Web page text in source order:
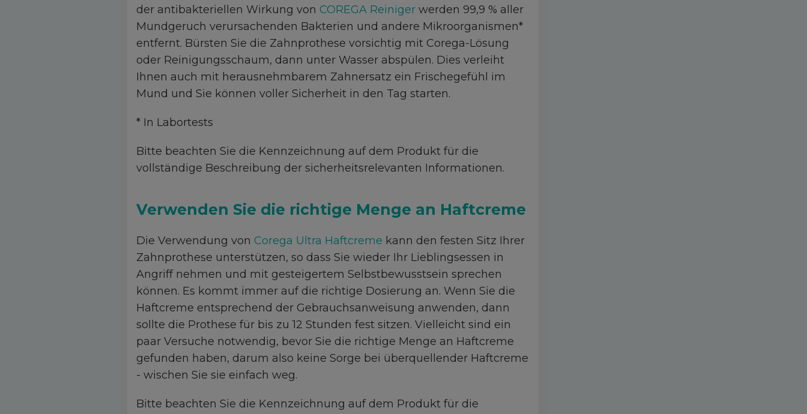
der antibakteriellen Wirkung von COREGA Reiniger werden 99,9 % aller
Mundgeruch verursachenden Bakterien und andere Mikroorganismen*
entfernt. Bürsten Sie die Zahnprothese vorsichtig mit Corega-Lösung
oder Reinigungsschaum, dann unter Wasser abspülen. Dies verleiht
Ihnen auch mit herausnehmbarem Zahnersatz ein Frischegefühl im
Mund und Sie können voller Sicherheit in den Tag starten.
* In Labortests
Bitte beachten Sie die Kennzeichnung auf dem Produkt für die
vollständige Beschreibung der sicherheitsrelevanten Informationen.
Verwenden Sie die richtige Menge an Haftcreme
Die Verwendung von Corega Ultra Haftcreme kann den festen Sitz Ihrer
Zahnprothese unterstützen, so dass Sie wieder Ihr Lieblingsessen in
Angriff nehmen und mit gesteigertem Selbstbewusstsein sprechen
können. Es kommt immer auf die richtige Dosierung an. Wenn Sie die
Haftcreme entsprechend der Gebrauchsanweisung anwenden, dann
sollte die Prothese für bis zu 12 Stunden fest sitzen. Vielleicht sind ein
paar Versuche notwendig, bevor Sie die richtige Menge an Haftcreme
gefunden haben, darum also keine Sorge bei überquellender Haftcreme
- wischen Sie sie einfach weg.
Bitte beachten Sie die Kennzeichnung auf dem Produkt für die